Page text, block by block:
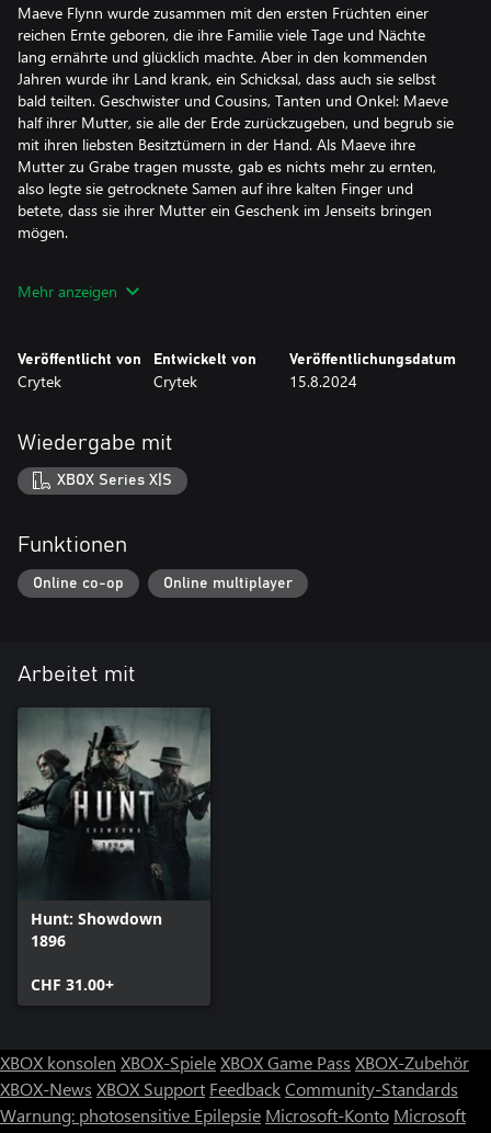
Maeve Flynn wurde zusammen mit den ersten Früchten einer
reichen Ernte geboren, die ihre Familie viele Tage und Nächte
lang ernährte und glücklich machte. Aber in den kommenden
Jahren wurde ihr Land krank, ein Schicksal, dass auch sie selbst
bald teilten. Geschwister und Cousins, Tanten und Onkel: Maeve
half ihrer Mutter, sie alle der Erde zurückzugeben, und begrub sie
mit ihren liebsten Besitztümern in der Hand. Als Maeve ihre
Mutter zu Grabe tragen musste, gab es nichts mehr zu ernten,
also legte sie getrocknete Samen auf ihre kalten Finger und
betete, dass sie ihrer Mutter ein Geschenk im Jenseits bringen
mögen.
Familie wurde die Ernte üppiger und reicher als je zuvor. Die
Kaninchen und den Rehen.
Menschen mehr vor sich. Angewidert von der Gier der
Verfaulenden, die sich weigerten, das zurückzugeben, was ihnen
nicht mehr gehörte, machte sie ihre Werkzeuge zu Waffen und
Bayou und bereitete sich auf eine andere Art der Ernte vor."
Mehr anzeigen
Veröffentlicht von
Crytek
Entwickelt von
Crytek
Veröffentlichungsdatum
15.8.2024
Wiedergabe mit
XBOX Series X|S
Funktionen
Online co-op Online multiplayer
Arbeitet mit
Hunt: Showdown
1896
CHF 31.00+
XBOX konsolen XBOX-SpieleXBOX Game Pass XBOX-Zubehör
XBOX-News XBOX Support FeedbackCommunity-Standards
Warnung: photosensitive Epilepsie Microsoft-Konto Microsoft